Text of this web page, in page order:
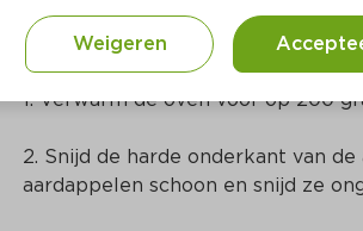
Bereidingswijze
1. Verwarm de oven voor op 200
2. Snijd de harde onderkant van
aardappelen schoon en snijd ze
Weigeren